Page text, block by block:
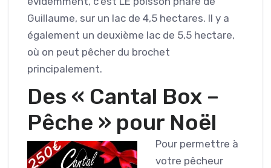
Guillaume, sur un lac de 4,5 hectares. Il y a
également un deuxième lac de 5,5 hectare,
où on peut pêcher du brochet
principalement.
Des « Cantal Box –
Pêche » pour Noël
Pour permettre à
votre pêcheur